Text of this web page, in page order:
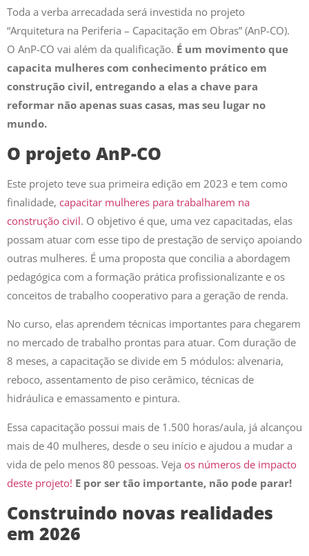
Toda a verba arrecadada será investida no projeto
“Arquitetura na Periferia – Capacitação em Obras” (AnP-CO).
O AnP-CO vai além da qualificação. É um movimento que
capacita mulheres com conhecimento prático em
construção civil, entregando a elas a chave para
reformar não apenas suas casas, mas seu lugar no
mundo.
O projeto AnP-CO
Este projeto teve sua primeira edição em 2023 e tem como
finalidade, capacitar mulheres para trabalharem na
construção civil. O objetivo é que, uma vez capacitadas, elas
possam atuar com esse tipo de prestação de serviço apoiando
outras mulheres. É uma proposta que concilia a abordagem
pedagógica com a formação prática profissionalizante e os
conceitos de trabalho cooperativo para a geração de renda.
No curso, elas aprendem técnicas importantes para chegarem
no mercado de trabalho prontas para atuar. Com duração de
8 meses, a capacitação se divide em 5 módulos: alvenaria,
reboco, assentamento de piso cerâmico, técnicas de
hidráulica e emassamento e pintura.
Essa capacitação possui mais de 1.500 horas/aula, já alcançou
mais de 40 mulheres, desde o seu início e ajudou a mudar a
vida de pelo menos 80 pessoas. Veja os números de impacto
deste projeto! E por ser tão importante, não pode parar!
Construindo novas realidades
em 2026